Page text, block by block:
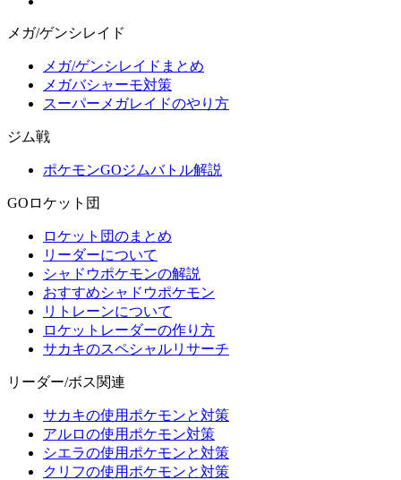
メガ/ゲンシレイド
メガ/ゲンシレイドまとめ
メガバシャーモ対策
スーパーメガレイドのやり方
ジム戦
ポケモンGOジムバトル解説
GOロケット団
ロケット団のまとめ
リーダーについて
シャドウポケモンの解説
おすすめシャドウポケモン
リトレーンについて
ロケットレーダーの作り方
サカキのスペシャルリサーチ
リーダー/ボス関連
サカキの使用ポケモンと対策
アルロの使用ポケモン対策
シエラの使用ポケモンと対策
クリフの使用ポケモンと対策